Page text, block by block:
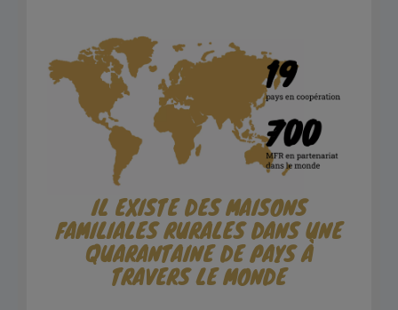
IL EXISTE DES MAISONS
FAMILIALES RURALES DANS UNE
QUARANTAINE DE PAYS À
TRAVERS LE MONDE